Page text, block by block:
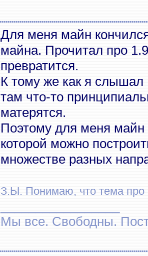
Для меня майн
майна. Прочитал про
превратится.
К тому же как я слышал
там что-то
матерятся.
Поэтому для меня
которой можно
множестве разных
З.Ы. Понимаю, что тема про
Мы все. Свободны.